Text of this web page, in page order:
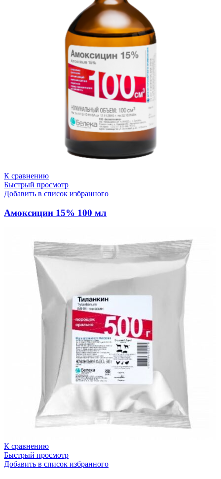
К сравнению
Быстрый просмотр
Добавить в список избранного
Амоксицин 15% 100 мл
К сравнению
Быстрый просмотр
Добавить в список избранного